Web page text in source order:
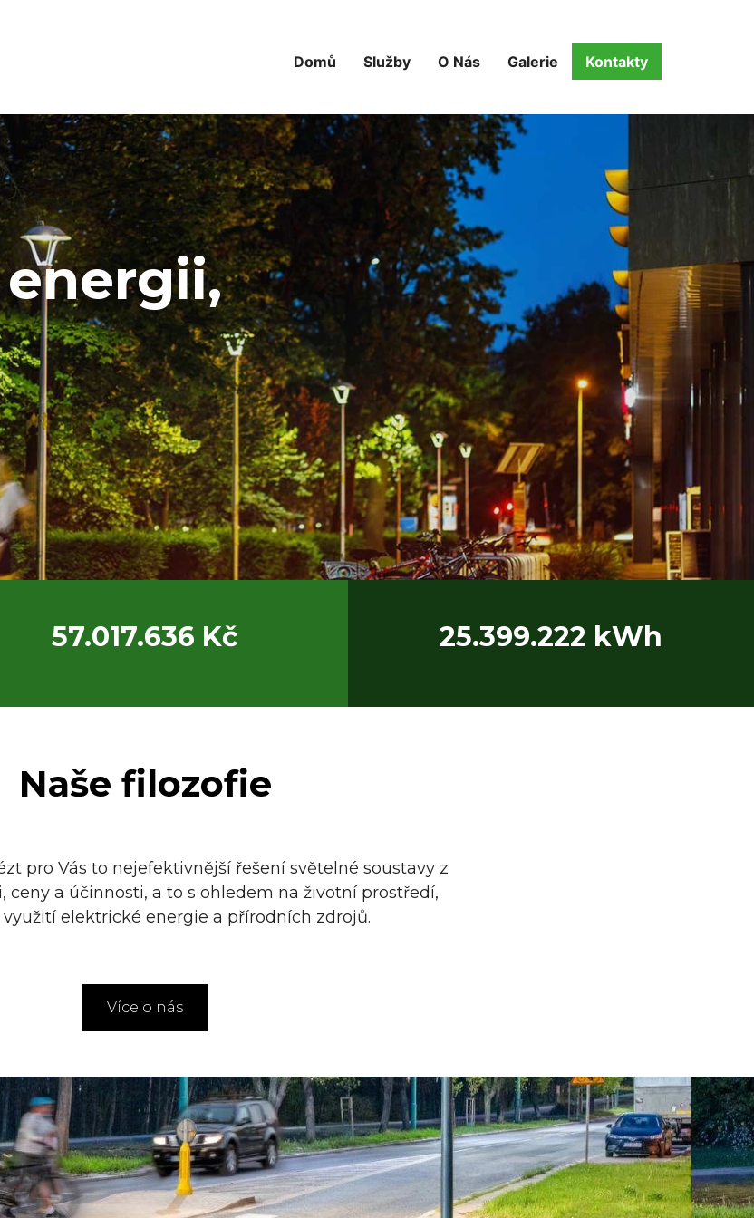
Domů Služby O Nás Galerie Kontakty
57.017.636 Kč 25.399.222 kWh
Naše filozofie
pro Vás to nejefektivnější řešení světelné soustavy z
ceny a účinnosti, a to s ohledem na životní prostředí,
elektrické energie a přírodních zdrojů.
Více o nás